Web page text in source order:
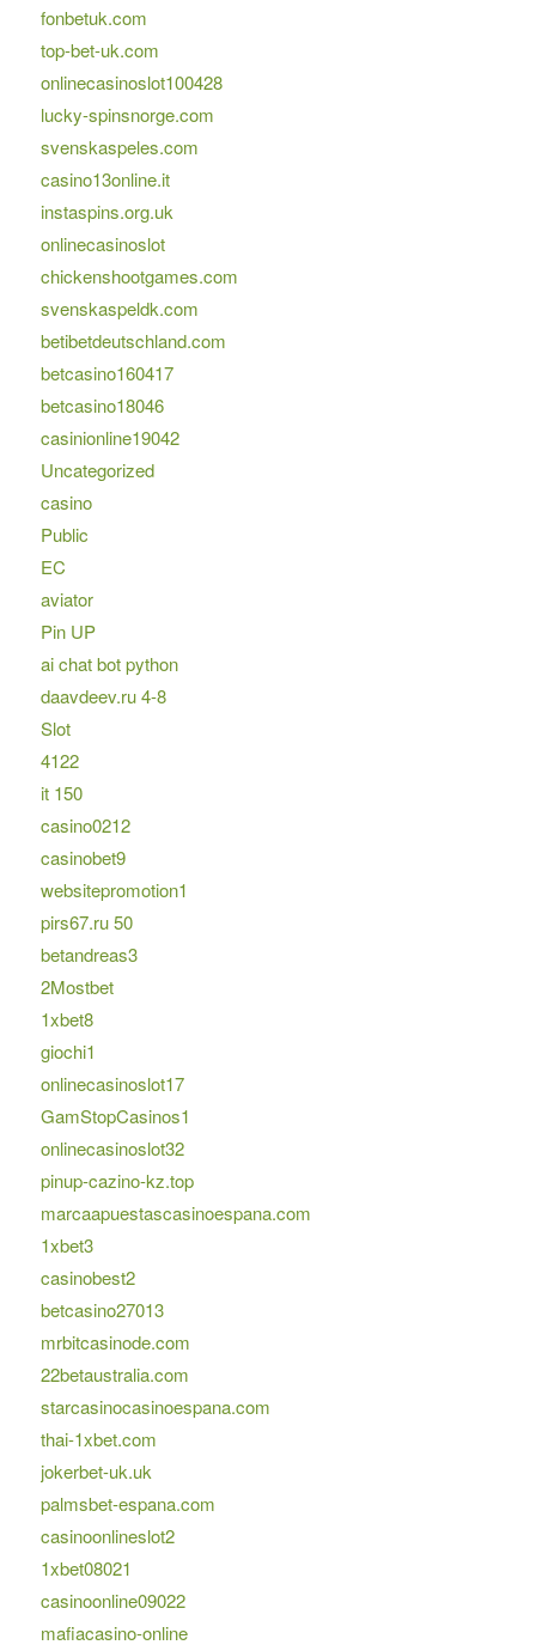
fonbetuk.com
top-bet-uk.com
onlinecasinoslot100428
lucky-spinsnorge.com
svenskaspeles.com
casino13online.it
instaspins.org.uk
onlinecasinoslot
chickenshootgames.com
svenskaspeldk.com
betibetdeutschland.com
betcasino160417
betcasino18046
casinionline19042
Uncategorized
casino
Public
EC
aviator
Pin UP
ai chat bot python
daavdeev.ru 4-8
Slot
4122
it 150
casino0212
casinobet9
websitepromotion1
pirs67.ru 50
betandreas3
2Mostbet
1xbet8
giochi1
onlinecasinoslot17
GamStopCasinos1
onlinecasinoslot32
pinup-cazino-kz.top
marcaapuestascasinoespana.com
1xbet3
casinobest2
betcasino27013
mrbitcasinode.com
22betaustralia.com
starcasinocasinoespana.com
thai-1xbet.com
jokerbet-uk.uk
palmsbet-espana.com
casinoonlineslot2
1xbet08021
casinoonline09022
mafiacasino-online